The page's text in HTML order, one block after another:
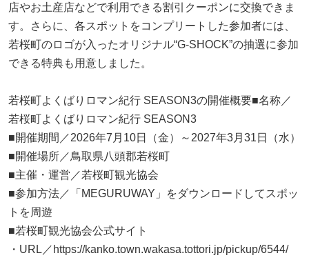
店やお土産店などで利用できる割引クーポンに交換できま
す。さらに、各スポットをコンプリートした参加者には、
若桜町のロゴが入ったオリジナル“G-SHOCK”の抽選に参加
できる特典も用意しました。
若桜町よくばりロマン紀行 SEASON3の開催概要■名称／
若桜町よくばりロマン紀行 SEASON3
■開催期間／2026年7月10日（金）～2027年3月31日（水）
■開催場所／鳥取県八頭郡若桜町
■主催・運営／若桜町観光協会
■参加方法／「MEGURUWAY」をダウンロードしてスポッ
トを周遊
■若桜町観光協会公式サイト
・URL／https://kanko.town.wakasa.tottori.jp/pickup/6544/